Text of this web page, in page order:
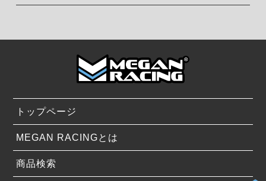
トップページ
MEGAN RACINGとは
商品検索